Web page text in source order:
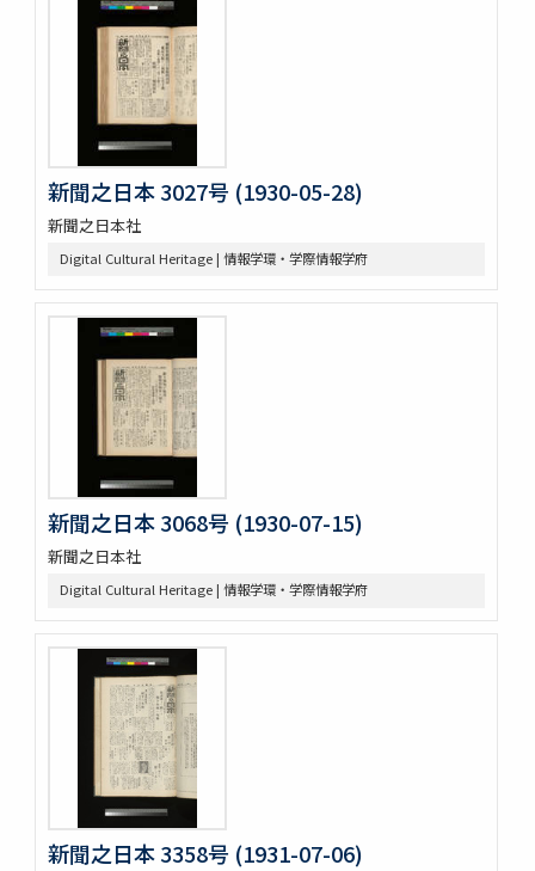
新聞之日本 3027号 (1930-05-28)
新聞之日本社
Digital Cultural Heritage | 情報学環・学際情報学府
新聞之日本 3068号 (1930-07-15)
新聞之日本社
Digital Cultural Heritage | 情報学環・学際情報学府
新聞之日本 3358号 (1931-07-06)